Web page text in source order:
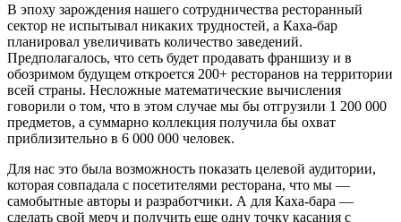
В эпоху зарождения нашего сотрудничества ресторанный
сектор не испытывал никаких трудностей, а Каха-бар
планировал увеличивать количество заведений.
Предполагалось, что сеть будет продавать франшизу и в
обозримом будущем откроется 200+ ресторанов на территории
всей страны. Несложные математические вычисления
говорили о том, что в этом случае мы бы отгрузили 1 200 000
предметов, а суммарно коллекция получила бы охват
приблизительно в 6 000 000 человек.
Для нас это была возможность показать целевой аудитории,
которая совпадала с посетителями ресторана, что мы —
самобытные авторы и разработчики. А для Каха-бара —
сделать свой мерч и получить еще одну точку касания с